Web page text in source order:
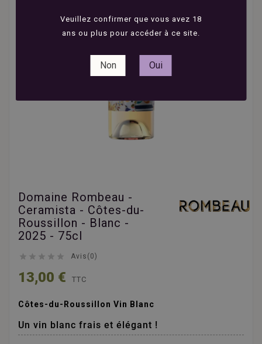
Veuillez confirmer que vous avez 18
ans ou plus pour accéder à ce site.
Non Oui
Domaine Rombeau -
Ceramista - Côtes-du-
Roussillon - Blanc -
2025 - 75cl
     Avis(0)
13,00 € TTC
Côtes-du-Roussillon Vin Blanc
Un vin blanc frais et élégant !